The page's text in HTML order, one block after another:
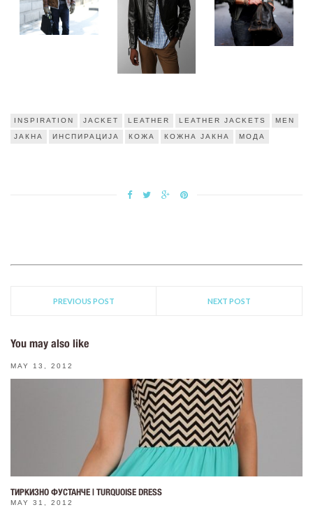
INSPIRATION JACKET LEATHER LEATHER JACKETS MEN
ЈАКНА ИНСПИРАЦИЈА КОЖА КОЖНА ЈАКНА МОДА
PREVIOUS POST NEXT POST
You may also like
MAY 13, 2012
ТИРКИЗНО ФУСТАНЧЕ | TURQUOISE DRESS
MAY 31, 2012